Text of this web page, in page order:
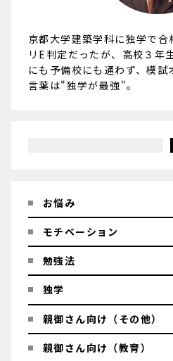
京都大学建築学科に独学で
リE判定だったが、高校３年
にも予備校にも通わず、模
言葉は"独学が最強"。
お悩み
モチベーション
勉強法
独学
親御さん向け（その他）
親御さん向け（教育）